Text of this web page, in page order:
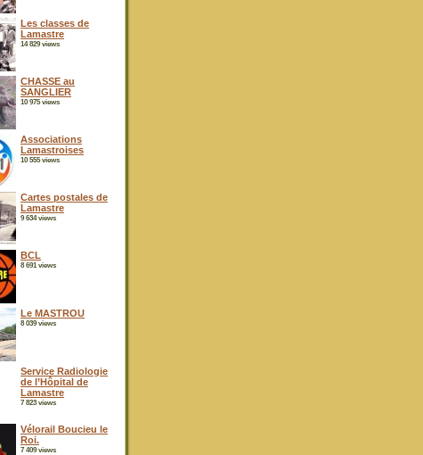
Les classes de
Lamastre
14 829 views
CHASSE au
SANGLIER
10 975 views
Associations
Lamastroises
10 555 views
Cartes postales de
Lamastre
9 634 views
BCL
8 691 views
Le MASTROU
8 039 views
Service Radiologie
de l’Hôpital de
Lamastre
7 823 views
Vélorail Boucieu le
Roi.
7 409 views